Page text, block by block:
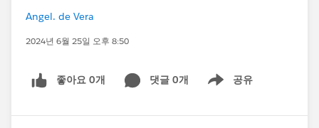
Angel. de Vera
2024년 6월 25일 오후 8:50
좋아요 0개 댓글 0개 공유
Show menu